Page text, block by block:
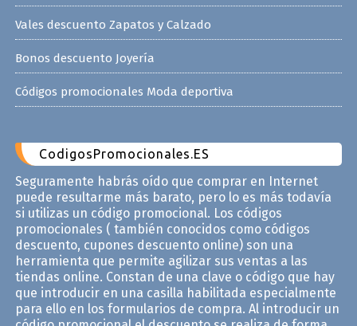
Vales descuento Zapatos y Calzado
Bonos descuento Joyería
Códigos promocionales Moda deportiva
CodigosPromocionales.ES
Seguramente habrás oído que comprar en Internet
puede resultarme más barato, pero lo es más todavía
si utilizas un código promocional. Los códigos
promocionales ( también conocidos como códigos
descuento, cupones descuento online) son una
herramienta que permite agilizar sus ventas a las
tiendas online. Constan de una clave o código que hay
que introducir en una casilla habilitada especialmente
para ello en los formularios de compra. Al introducir un